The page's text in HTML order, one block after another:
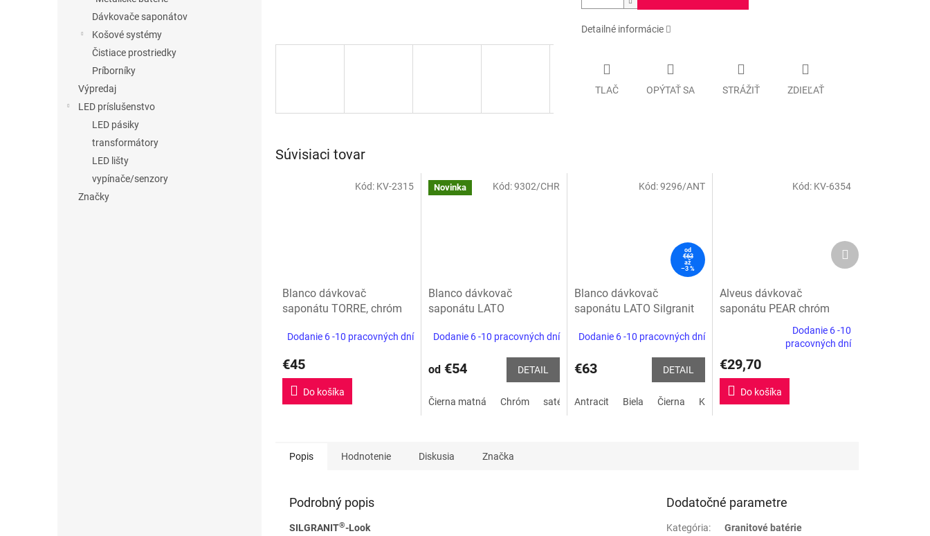
Dávkovače saponátov
Košové systémy
Čistiace prostriedky
Príborníky
Výpredaj
LED príslušenstvo
LED pásiky
transformátory
LED lišty
vypínače/senzory
Značky
Detailné informácie
TLAČ OPÝTAŤ SA STRÁŽIŤ ZDIEĽAŤ
Súvisiaci tovar
Blanco dávkovač
saponátu TORRE, chróm
Dodanie 6 -10 pracovných dní
€45
Do košíka
Kód: KV-2315 Novinka
Blanco dávkovač
saponátu LATO
Dodanie 6 -10 pracovných dní
od€54 DETAIL
Čierna matná Chróm saténová zlatá PVD steel Satin platina
Kód:9302/CHR
od
€63
až
–3 %
Blanco dávkovač
saponátu LATO Silgranit
Dodanie 6 -10 pracovných dní
€63 DETAIL
Antracit Biela Čierna Kávová
Kód:9296/ANT
Alveus dávkovač
saponátu PEAR chróm
produktu
je
z
Dodanie 6 -10
pracovných dní
€29,70
Do košíka
Kód: KV-6354
Ďalší
produkt
Popis Hodnotenie Diskusia Značka
Podrobný popis
SILGRANIT®-Look
Dodatočné parametre
Kategória:
Granitové batérie